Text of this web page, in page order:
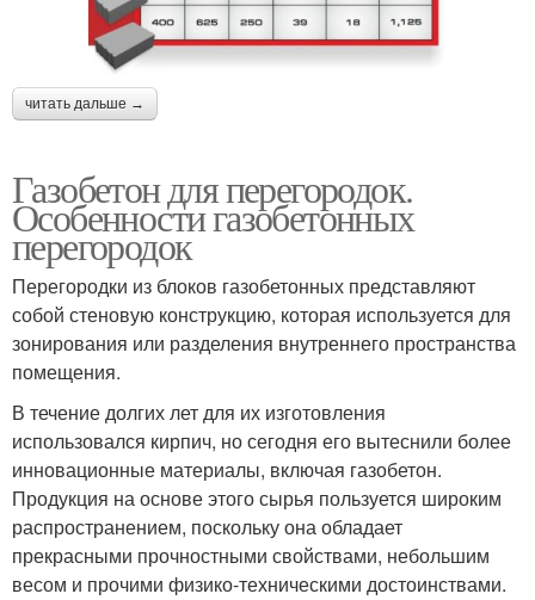
читать дальше →
Газобетон для перегородок.
Особенности газобетонных
перегородок
Перегородки из блоков газобетонных представляют
собой стеновую конструкцию, которая используется для
зонирования или разделения внутреннего пространства
помещения.
В течение долгих лет для их изготовления
использовался кирпич, но сегодня его вытеснили более
инновационные материалы, включая газобетон.
Продукция на основе этого сырья пользуется широким
распространением, поскольку она обладает
прекрасными прочностными свойствами, небольшим
весом и прочими физико-техническими достоинствами.